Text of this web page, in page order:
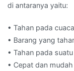
di antaranya yaitu:
• Tahan pada
• Barang yang
• Tahan pada
• Cepat dan